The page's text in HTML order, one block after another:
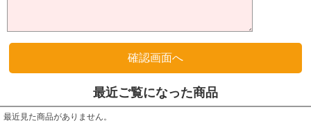
最近ご覧になった商品
最近見た商品がありません。